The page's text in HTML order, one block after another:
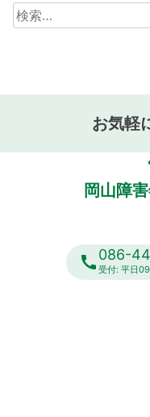
検
索:
お気軽
岡山障
call086-
受付: 平日